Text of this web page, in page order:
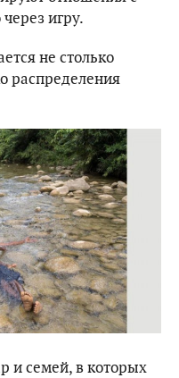
игру.
не столько
распределения
и семей, в которых